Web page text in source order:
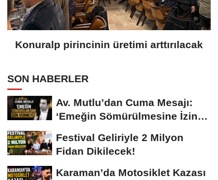
Konuralp pirincinin üretimi arttırılacak
SON HABERLER
Av. Mutlu’dan Cuma Mesajı:
‘Emeğin Sömürülmesine İzin
Festival Geliriyle 2 Milyon
Fidan Dikilecek!
Karaman’da Motosiklet Kazası